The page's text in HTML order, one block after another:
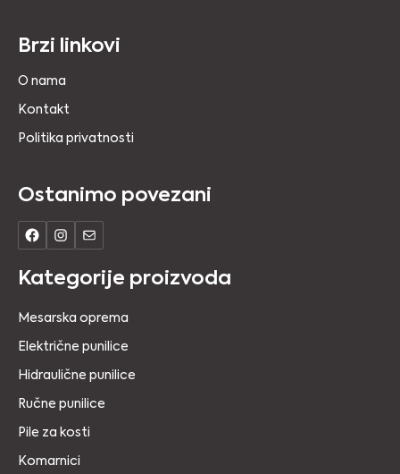
Brzi linkovi
O nama
Kontakt
Politika privatnosti
Ostanimo povezani
Kategorije proizvoda
Mesarska oprema
Električne punilice
Hidraulične punilice
Ručne punilice
Pile za kosti
Komarnici